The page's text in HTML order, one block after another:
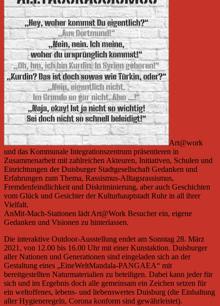
Art@work
und das Kommunale Integrationszentrum präsentieren in
Zusammenarbeit mit zahlreichen Akteuren, Initiativen, Schulen und
Einrichtungen der Duisburger Stadtgesellschaft Gedanken und
Erfahrungen zum Thema, Rassismus-Alltagsrassismus,
Fremdenfeindlichkeit und Diskriminierung, aber auch Geschichten
vom Glück und Gesichter der Kulturhauptstadt Ruhr in all ihrer
Vielfalt.
AnMit-Mach-Stationen lädt Art@Work Besucher ein, eigene
Gedanken und Visionen zu hinterlassen.
Die interaktive Outdoor-Ausstellung endet am Sonntag 28. März
2021, von 12.00 bis 16.00 Uhr mit einer Kunstaktion. Duisburger
aller Nationen und Generationen sind eingeladen sich an der
Gestaltung eines „EineWeltMandala-PANGAEA“ mit
bereitgestellten Naturmaterialien zu beteiligen. Dabei kann jeder für
sich und im Ergebnis doch alle gemeinsam ein Zeichen setzen für
ein weltoffenes, lebens- und liebenswertes Duisburg (die Einhaltung
aller Hygieneregeln, Corona konform sind gewährleistet).